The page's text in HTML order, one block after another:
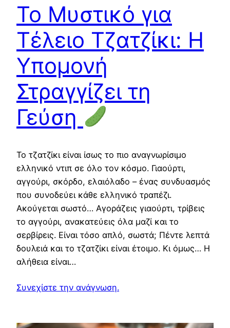
Το Μυστικό για
Τέλειο Τζατζίκι: Η
Υπομονή
Στραγγίζει τη
Γεύση
Το τζατζίκι είναι ίσως το πιο αναγνωρίσιμο
ελληνικό ντιπ σε όλο τον κόσμο. Γιαούρτι,
αγγούρι, σκόρδο, ελαιόλαδο – ένας συνδυασμός
που συνοδεύει κάθε ελληνικό τραπέζι.
Ακούγεται σωστό… Αγοράζεις γιαούρτι, τρίβεις
το αγγούρι, ανακατεύεις όλα μαζί και το
σερβίρεις. Είναι τόσο απλό, σωστά; Πέντε λεπτά
δουλειά και το τζατζίκι είναι έτοιμο. Κι όμως… Η
αλήθεια είναι…
Συνεχίστε την ανάγνωση.